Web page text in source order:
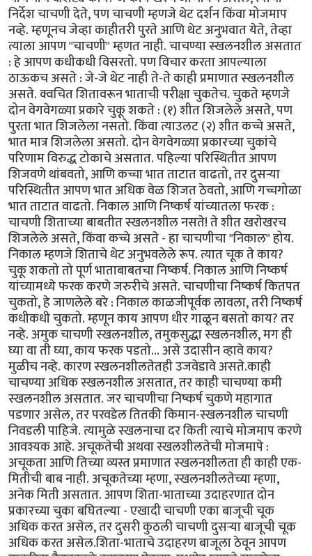
निर्देश चाचणी देते, पण चाचणी म्हणजे थेट दर्शन किंवा मोजमाप
नव्हे. म्हणूनच जेव्हा काहीतरी पुरते आणि थेट अनुभवात येते, तेव्हा
त्याला आपण "चाचणी" म्हणत नाही. चाचण्या स्खलनशील असतात
: हे आपण कधीकधी विसरतो. पण विचार करता आपल्याला
ठाऊकच असते : जे-जे थेट नाही ते-ते काही प्रमाणात स्खलनशील
असते. क्वचित शितावरून भाताची परीक्षा चुकतेच. चुकते म्हणजे
दोन वेगवेगळ्या प्रकारे चुकू शकते : (१) शीत शिजलेले असते, पण
पुरता भात शिजलेला नसतो. किंवा त्याउलट (२) शीत कच्चे असते,
भात मात्र शिजलेला असतो. दोन वेगवेगळ्या प्रकारच्या चुकांचे
परिणाम विरुद्ध टोकाचे असतात. पहिल्या परिस्थितीत आपण
शिजवणे थांबवतो, आणि कच्चा भात ताटात वाढतो, तर दुसर्‍या
परिस्थितीत आपण भात अधिक वेळ शिजत ठेवतो, आणि गच्चगोळा
भात ताटात वाढतो. निकाल आणि निष्कर्ष यांच्यातला फरक :
चाचणी शिताच्या बाबतीत स्खलनशील नसते! ते शीत खरोखरच
शिजलेले असते, किंवा कच्चे असते - हा चाचणीचा "निकाल" होय.
निकाल म्हणजे शिताचे थेट अनुभवलेले रूप. त्यात चूक ते काय?
चुकू शकतो तो पूर्ण भाताबाबतचा निष्कर्ष. निकाल आणि निष्कर्ष
यांच्यामध्ये फरक करणे जरुरीचे असते. चाचणीचा निष्कर्ष कितपत
चुकतो, हे जाणलेले बरे : निकाल काळजीपूर्वक लावला, तरी निष्कर्ष
कधीकधी चुकतो. म्हणून काय आपण धीर गाळून बसतो काय? तर
नव्हे. अमुक चाचणी स्खलनशील, तमुकसुद्धा स्खलनशील, मग ही
घ्या वा ती घ्या, काय फरक पडतो... असे उदासीन व्हावे काय?
मुळीच नव्हे. कारण स्खलनशीलतेतही उजवेडावे असते.काही
चाचण्या अधिक स्खलनशील असतात, तर काही चाचण्या कमी
स्खलनशील असतात. जर चाचणीचा निष्कर्ष चुकणे महागात
पडणार असेल, तर परवडेल तितकी किमान-स्खलनशील चाचणी
निवडली पाहिजे. त्यामुळे स्खलनाचा दर किती त्याचे मोजमाप करणे
आवश्यक आहे. अचूकतेची अथवा स्खलशीलतेची मोजमापे :
अचूकता आणि तिच्या व्यस्त प्रमाणात स्खलनशीलता ही काही एक-
मितीची बाब नाही. अचूकतेच्या म्हणा, स्खलनशीलतेच्या म्हणा,
अनेक मिती असतात. आपण शिता-भाताच्या उदाहरणात दोन
प्रकारच्या चुका बघितल्या - एखादी चाचणी एका बाजूची चूक
अधिक करत असेल, तर दुसरी कुठली चाचणी दुसर्‍या बाजूची चूक
अधिक करत असेल.शिता-भाताचे उदाहरण बाजूला ठेवून आपण